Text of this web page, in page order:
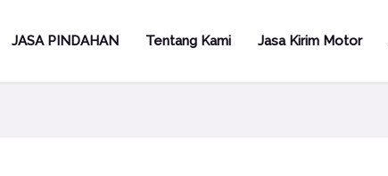
JASA PINDAHAN Tentang Kami Jasa Kirim Motor